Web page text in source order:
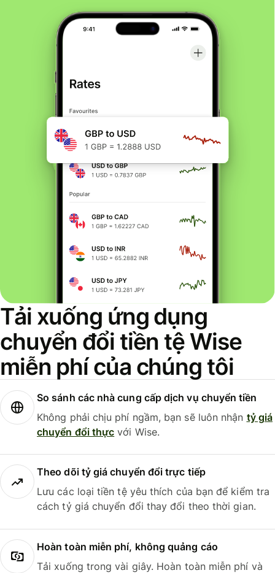
Tải xuống ứng dụng
chuyển đổi tiền tệ Wise
miễn phí của chúng tôi
So sánh các nhà cung cấp dịch vụ chuyển tiền
Không phải chịu phí ngầm, bạn sẽ luôn nhận tỷ giá
chuyển đổi thực với Wise.
Theo dõi tỷ giá chuyển đổi trực tiếp
Lưu các loại tiền tệ yêu thích của bạn để kiểm tra
cách tỷ giá chuyển đổi thay đổi theo thời gian.
Hoàn toàn miễn phí, không quảng cáo
Tải xuống trong vài giây. Hoàn toàn miễn phí và